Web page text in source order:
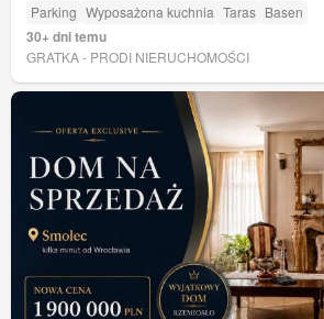
Parking Wyposażona kuchnia Taras Basen
30+ dni temu
GRATKA - PRODI NIERUCHOMOŚCI